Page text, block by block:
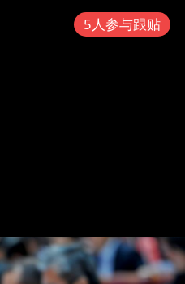
5人参与跟贴